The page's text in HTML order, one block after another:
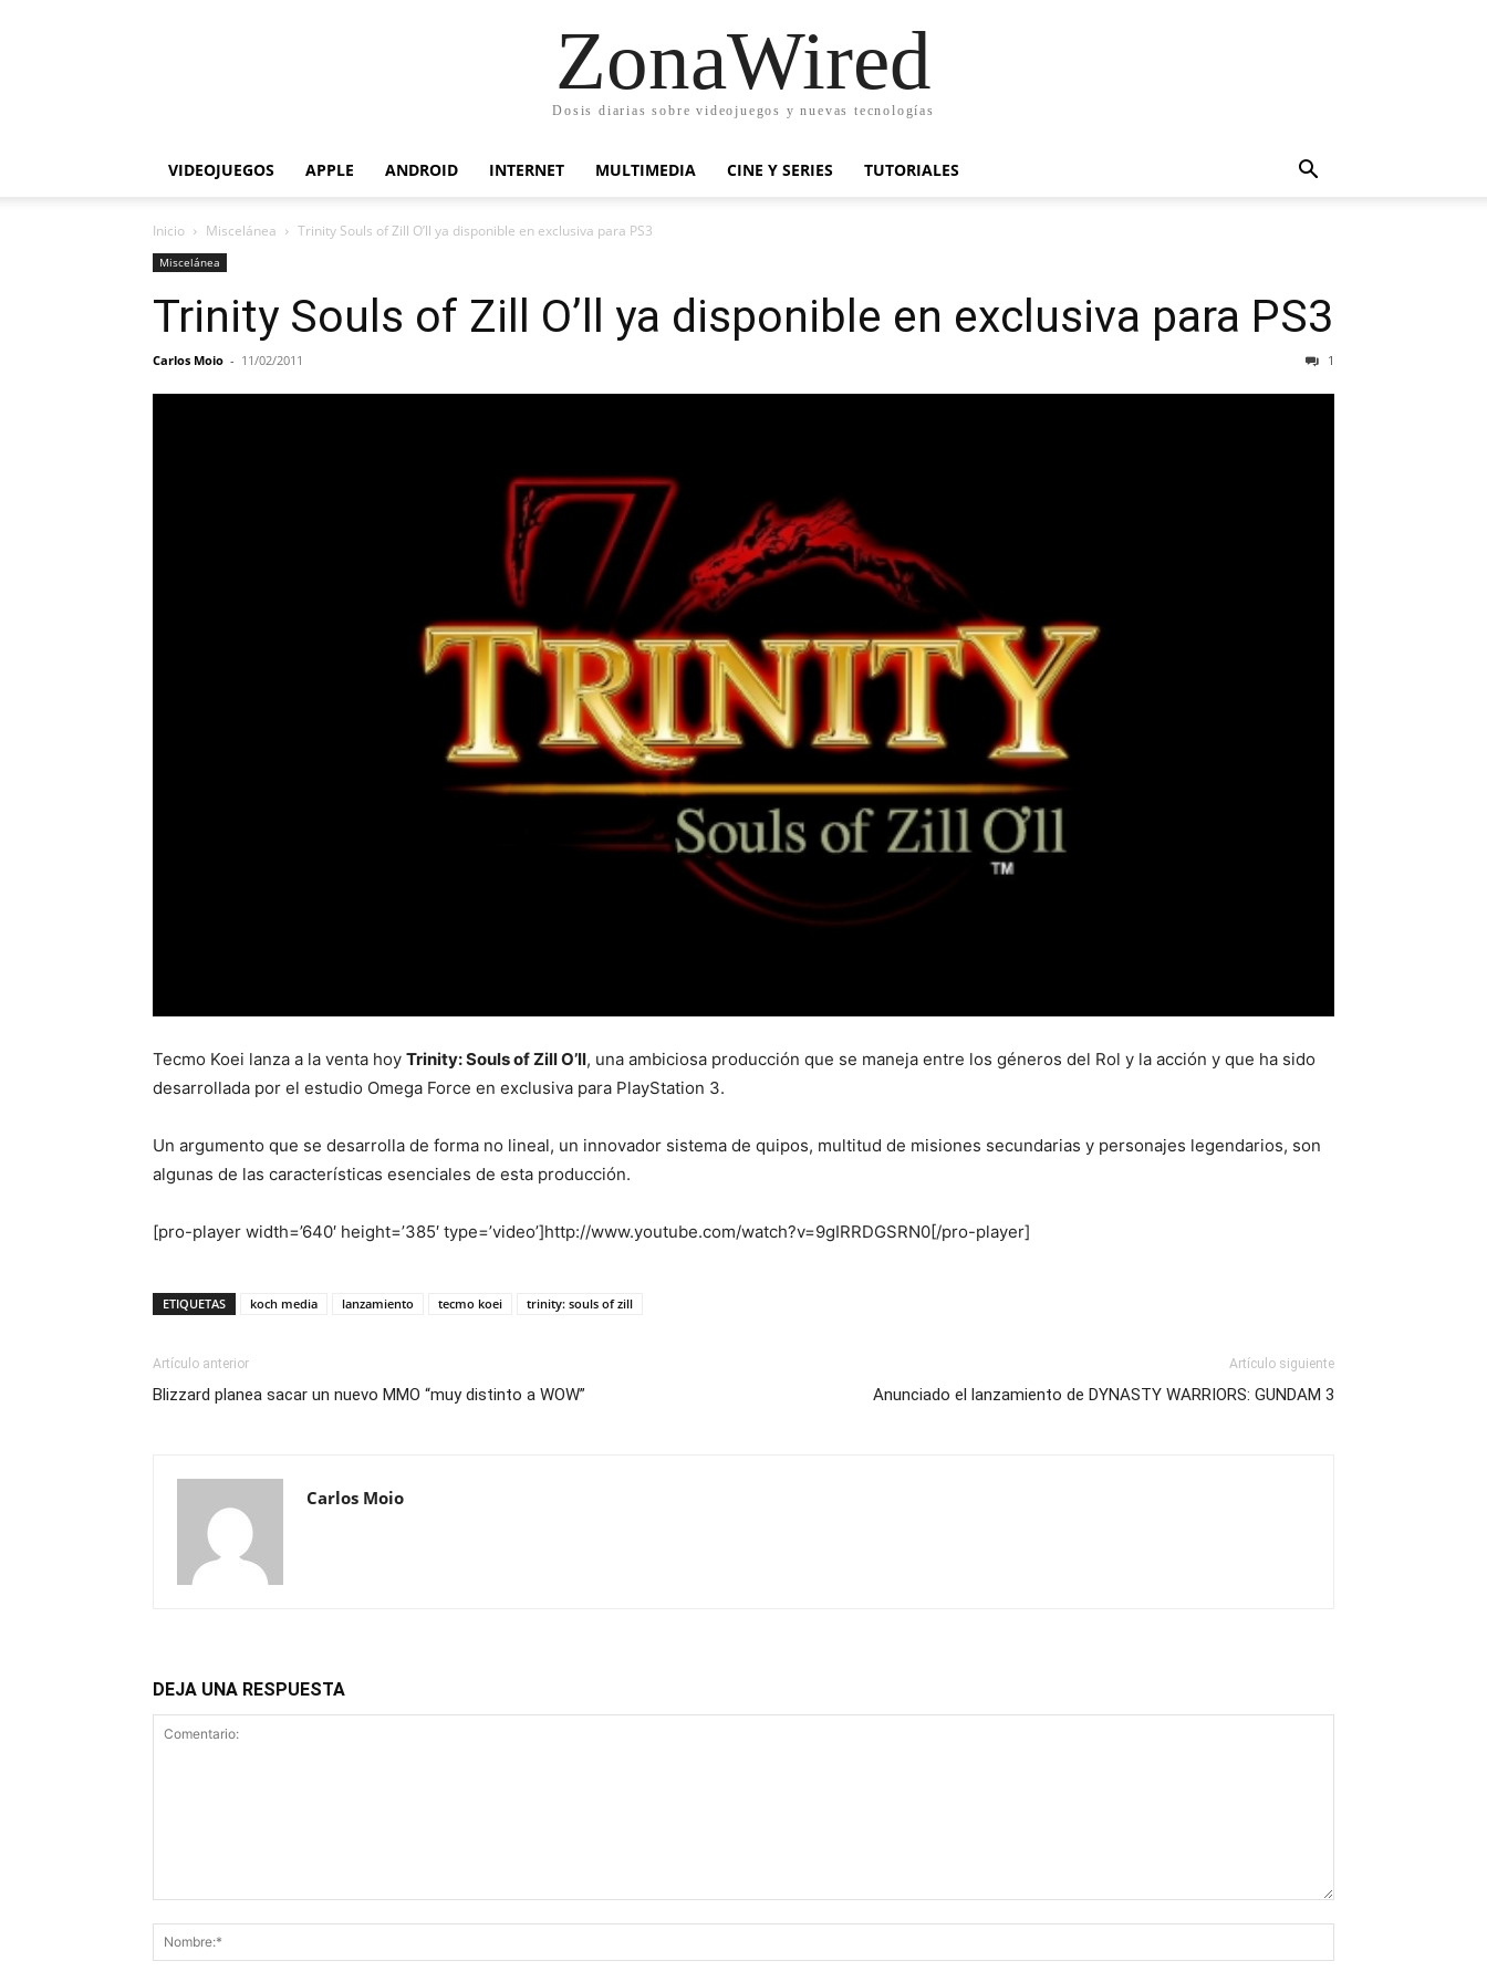
ZonaWired
Dosis diarias sobre videojuegos y nuevas tecnologías
VIDEOJUEGOS APPLE ANDROID INTERNET MULTIMEDIA CINE Y SERIES TUTORIALES
Inicio Miscelánea Trinity Souls of Zill O’ll ya disponible en exclusiva para PS3
Miscelánea
Trinity Souls of Zill O’ll ya disponible en exclusiva para PS3
Carlos Moio - 11/02/2011 1
Tecmo Koei lanza a la venta hoy Trinity: Souls of Zill O’ll, una ambiciosa producción que se maneja entre los géneros del Rol y la acción y que ha sido
desarrollada por el estudio Omega Force en exclusiva para PlayStation 3.
Un argumento que se desarrolla de forma no lineal, un innovador sistema de quipos, multitud de misiones secundarias y personajes legendarios, son
algunas de las características esenciales de esta producción.
[pro-player width=’640′ height=’385′ type=’video’]http://www.youtube.com/watch?v=9gIRRDGSRN0[/pro-player]
ETIQUETAS koch media lanzamiento tecmo koei trinity: souls of zill
Artículo anterior
Blizzard planea sacar un nuevo MMO “muy distinto a WOW”
Artículo siguiente
Anunciado el lanzamiento de DYNASTY WARRIORS: GUNDAM 3
Carlos Moio
DEJA UNA RESPUESTA